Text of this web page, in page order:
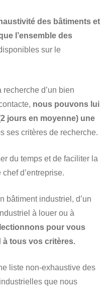
des bâtiments et
l’ensemble des
sur le
recherche d’un bien
nous pouvons lui
jours en moyenne) une
ses critères de recherche.
du temps et de faciliter la
d’entreprise.
bâtiment industriel, d’un
à louer ou à
pour vous
à tous vos critères.
liste non-exhaustive des
que nous